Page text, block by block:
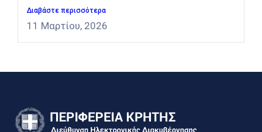
Διαβάστε περισσότερα
11 Μαρτίου, 2026